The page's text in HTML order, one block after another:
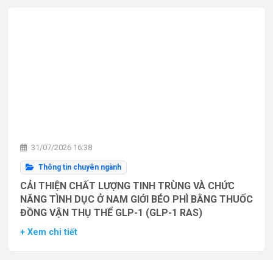
31/07/2026 16:38
Thông tin chuyên ngành
CẢI THIỆN CHẤT LƯỢNG TINH TRÙNG VÀ CHỨC
NĂNG TÌNH DỤC Ở NAM GIỚI BÉO PHÌ BẰNG THUỐC
ĐỒNG VẬN THỤ THỂ GLP-1 (GLP-1 RAS)
+ Xem chi tiết